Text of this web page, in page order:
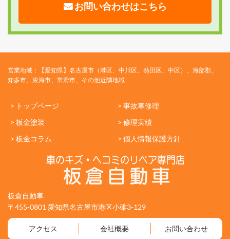
お問い合わせはこちら
営業地域：【愛知県】名古屋市（港区、中川区、熱田区、中区）、海部郡、
知多市、東海市、常滑市、その他近隣地域
> トップページ
> 事故車修理
> 板金塗装
> 修理実績
> 板金コラム
> 個人情報保護方針
板倉自動車
〒455-0801 愛知県名古屋市港区小碓3-129
アクセス 会社概要 お問い合わせ